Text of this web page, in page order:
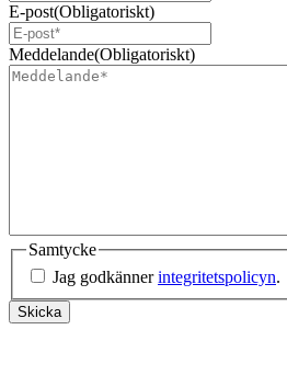
E-post(Obligatoriskt)
Meddelande(Obligatoriskt)
Samtycke
Jag godkännerintegritetspolicyn.
Skicka